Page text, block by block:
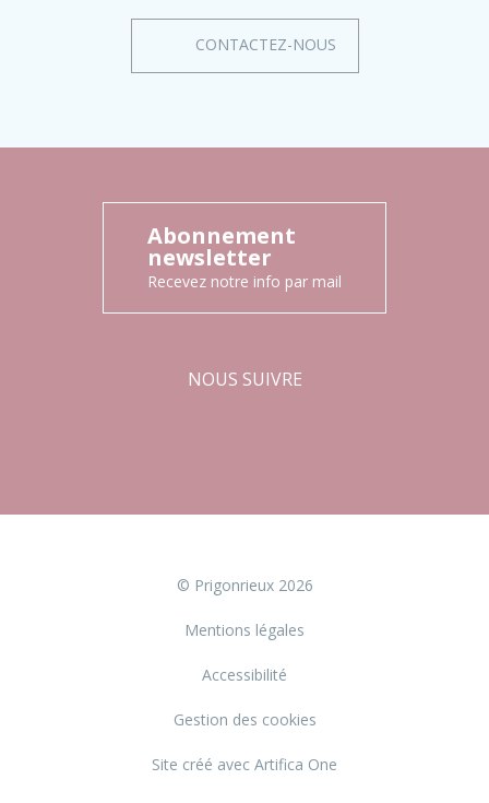
CONTACTEZ-NOUS
Abonnement
newsletter
Recevez notre info par mail
NOUS SUIVRE
© Prigonrieux 2026
Mentions légales
Accessibilité
Gestion des cookies
Site créé avec Artifica One